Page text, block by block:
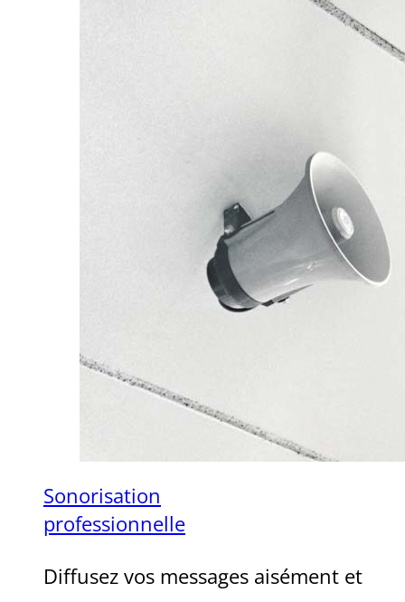
Sonorisation
professionnelle
Diffusez vos messages aisément et